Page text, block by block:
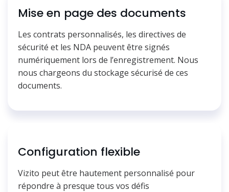
Mise en page des documents
Les contrats personnalisés, les directives de
sécurité et les NDA peuvent être signés
numériquement lors de l’enregistrement. Nous
nous chargeons du stockage sécurisé de ces
documents.
Configuration flexible
Vizito peut être hautement personnalisé pour
répondre à presque tous vos défis